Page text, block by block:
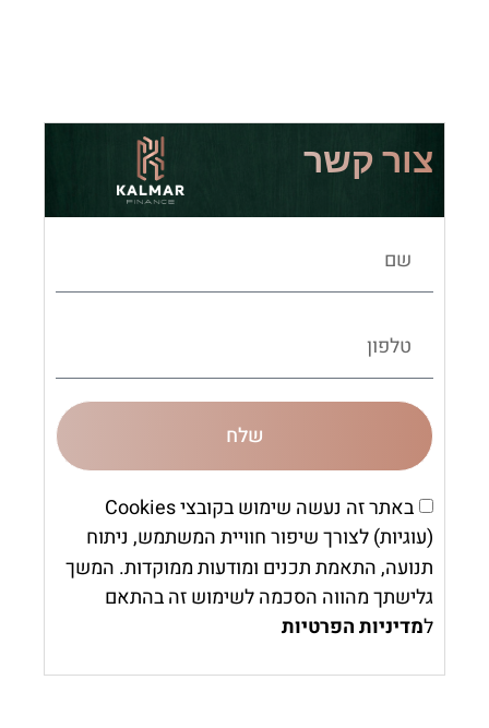
צור קשר
באתר זה נעשה שימוש בקובצי Cookies
(עוגיות) לצורך שיפור חוויית המשתמש, ניתוח
תנועה, התאמת תכנים ומודעות ממוקדות. המשך
גלישתך מהווה הסכמה לשימוש זה בהתאם
למדיניות הפרטיות
שלח